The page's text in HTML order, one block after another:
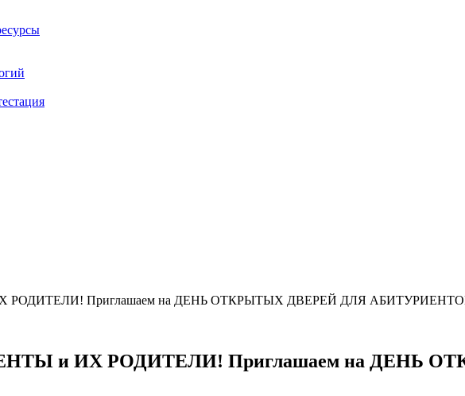
Приглашаем на ДЕНЬ ОТКРЫТЫХ ДВЕРЕЙ ДЛЯ
и ИХ РОДИТЕЛИ! Приглашаем на ДЕНЬ